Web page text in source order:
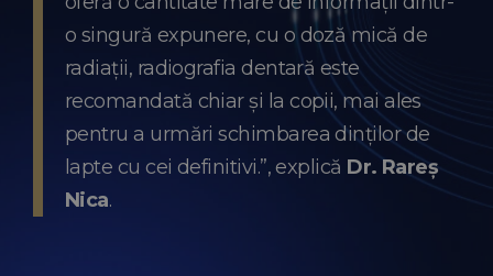
o singură expunere, cu o doză mică de
radiații, radiografia dentară este
recomandată chiar și la copii, mai ales
pentru a urmări schimbarea dinților de
lapte cu cei definitivi.”, explică Dr. Rareș
Nica.